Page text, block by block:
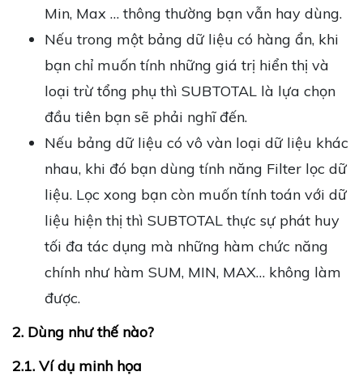
Min, Max … thông thường bạn vẫn hay dùng.
Nếu trong một bảng dữ liệu có hàng ẩn, khi
bạn chỉ muốn tính những giá trị hiển thị và
loại trừ tổng phụ thì SUBTOTAL là lựa chọn
đầu tiên bạn sẽ phải nghĩ đến.
Nếu bảng dữ liệu có vô vàn loại dữ liệu khác
nhau, khi đó bạn dùng tính năng Filter lọc dữ
liệu. Lọc xong bạn còn muốn tính toán với dữ
liệu hiện thị thì SUBTOTAL thực sự phát huy
tối đa tác dụng mà những hàm chức năng
chính như hàm SUM, MIN, MAX… không làm
được.
2. Dùng như thế nào?
2.1. Ví dụ minh họa